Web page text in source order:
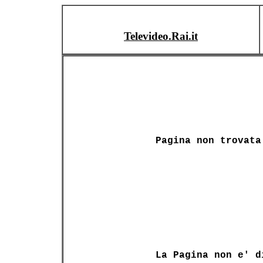
Televideo.Rai.it
Pagina non trovata
La Pagina non e'